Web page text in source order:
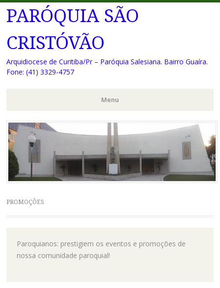
PARÓQUIA SÃO
CRISTÓVÃO
Arquidiocese de Curitiba/Pr – Paróquia Salesiana. Bairro Guaíra.
Fone: (41) 3329-4757
Menu
Pular
para
o
conteúdo
PROMOÇÕES
Paroquianos: prestigiem os eventos e promoções de
nossa comunidade paroquial!